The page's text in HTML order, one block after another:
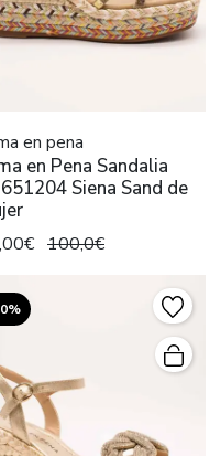
en pena
en Pena Sandalia
Siena Sand de
100,0€